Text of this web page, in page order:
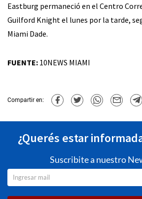
Eastburg permaneció en el Centro
Guilford Knight el lunes por la tarde,
Miami Dade.
FUENTE: 10NEWS MIAMI
Compartir en:
¿Querés estar
Suscribite a nuestro